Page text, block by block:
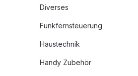
Diverses
Funkfernsteuerung
Haustechnik
Handy Zubehör